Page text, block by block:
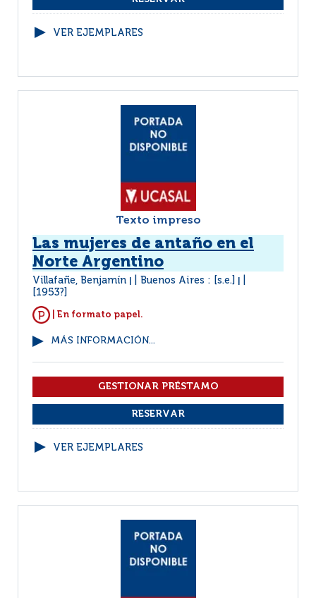
VER EJEMPLARES
Texto impreso
Las mujeres de antaño en el
Norte Argentino
Villafañe, Benjamín Buenos Aires : [s.e.]
[1953?]
| En formato papel.
MÁS INFORMACIÓN...
VER EJEMPLARES